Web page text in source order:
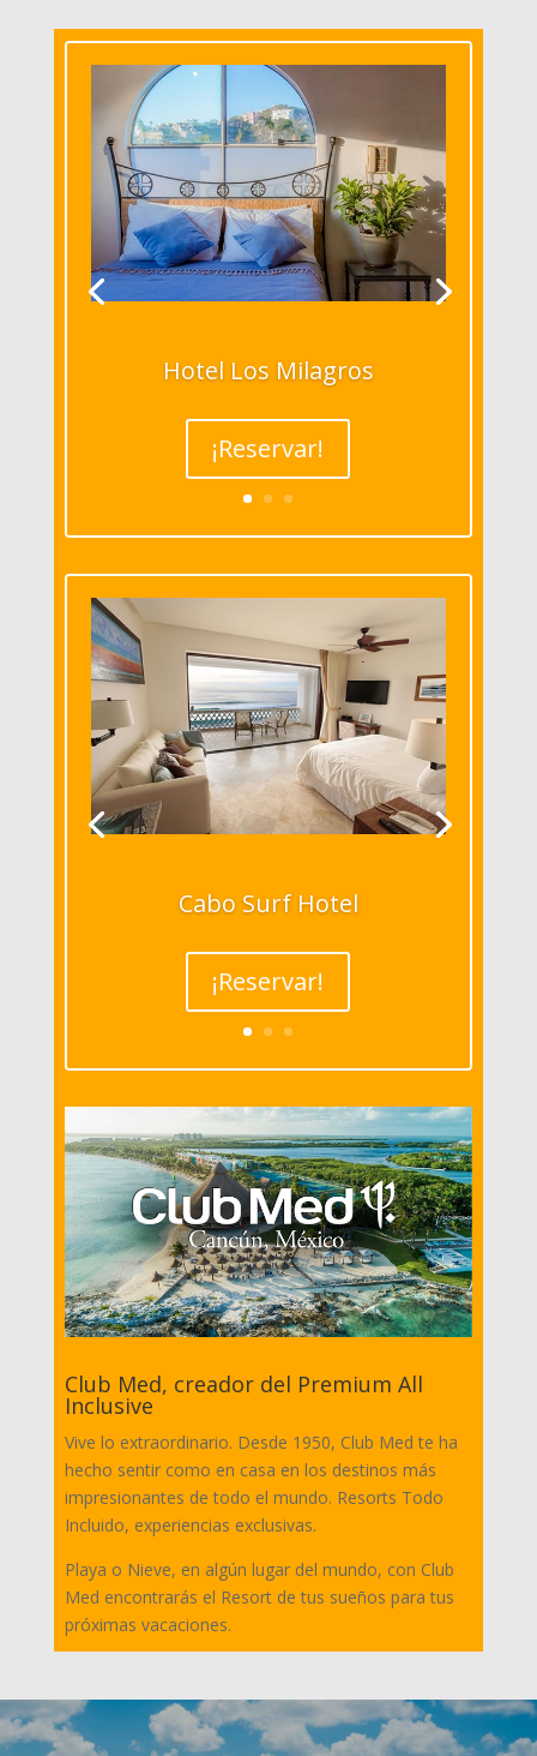
Hotel Los Milagros
¡Reservar!
Cabo Surf Hotel
¡Reservar!
Club Med, creador del Premium All
Inclusive
Vive lo extraordinario. Desde 1950, Club Med te ha
hecho sentir como en casa en los destinos más
impresionantes de todo el mundo. Resorts Todo
Incluido, experiencias exclusivas.
Playa o Nieve, en algún lugar del mundo, con Club
Med encontrarás el Resort de tus sueños para tus
próximas vacaciones.